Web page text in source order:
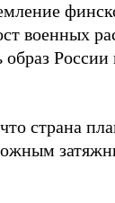
военных
России
страна